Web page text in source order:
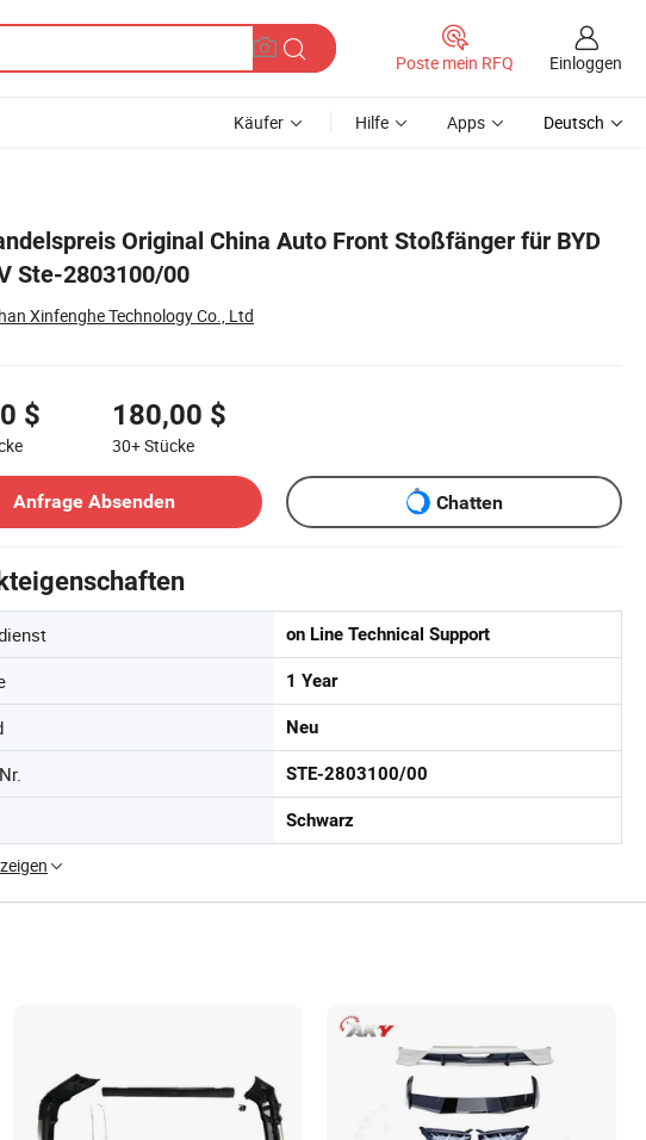
Poste mein RFQ Einloggen
Käufer Hilfe Apps Deutsch
Original China Auto Front Stoßfänger für BYD
Ste-2803100/00
Xinfenghe Technology Co., Ltd
$ 180,00 $
30+Stücke
Anfrage Absenden
Chatten
on Line Technical Support
1 Year
Neu
STE-2803100/00
Schwarz